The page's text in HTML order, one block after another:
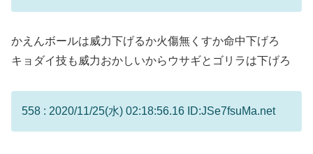
かえんボールは威力下げるか火傷無くすか命中下げろ
キョダイ技も威力おかしいからウサギとゴリラは下げろ
558 : 2020/11/25(水) 02:18:56.16 ID:JSe7fsuMa.net